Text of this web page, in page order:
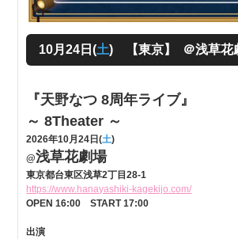
10月24日(土) 【東京】 ＠浅草
『天野なつ 8周年ライブ』
～ 8Theater ～
2026年10月24日(土)
@浅草花劇場
東京都台東区浅草2丁目28-1
https://www.hanayashiki-kagekijo.com/
OPEN 16:00 START 17:00
出演